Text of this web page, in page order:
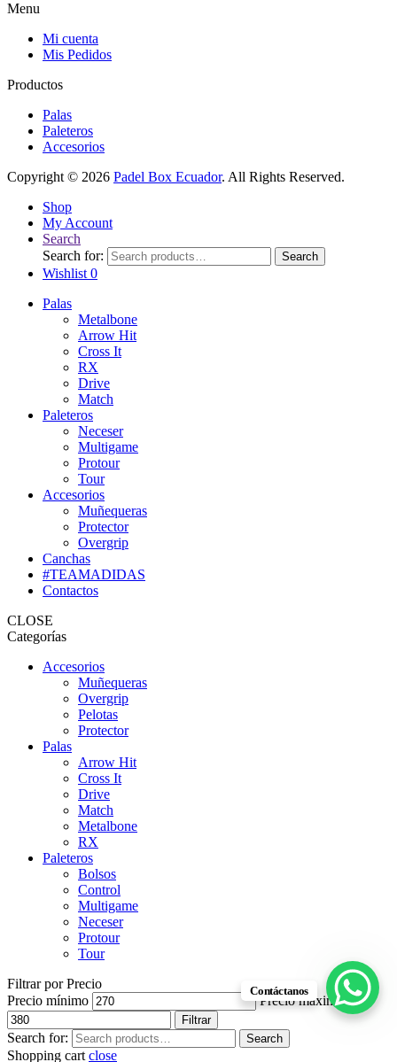
Menu
Mi cuenta
Mis Pedidos
Productos
Palas
Paleteros
Accesorios
Copyright © 2026 Padel Box Ecuador. All Rights Reserved.
Shop
My Account
Search
Search for:
Search
Wishlist 0
Palas
Metalbone
Arrow Hit
Cross It
RX
Drive
Match
Paleteros
Neceser
Multigame
Protour
Tour
Accesorios
Muñequeras
Protector
Overgrip
Canchas
#TEAMADIDAS
Contactos
CLOSE
Categorías
Accesorios
Muñequeras
Overgrip
Pelotas
Protector
Palas
Arrow Hit
Cross It
Drive
Match
Metalbone
RX
Paleteros
Bolsos
Control
Multigame
Neceser
Protour
Tour
Filtrar por Precio
Precio mínimo
Precio máximo
Filtrar
Search for: Search
Contáctanos
Shopping cart close